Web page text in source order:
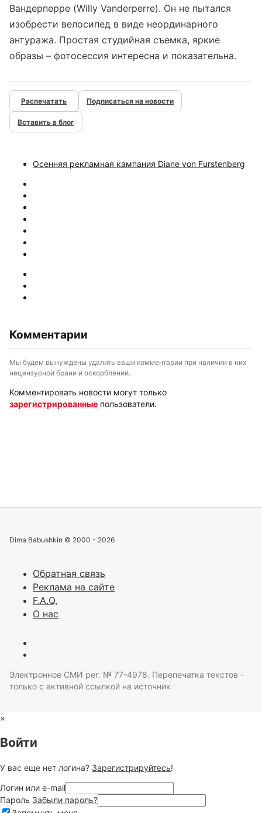
Вандерперре (Willy Vanderperre). Он не пытался
изобрести велосипед в виде неординарного
антуража. Простая студийная съемка, яркие
образы – фотосессия интересна и показательна.
Подписаться на новости
Вставить в блог
Осенняя рекламная кампания Diane von Furstenberg
Комментарии
Мы будем вынуждены удалить ваши комментарии при наличии в них
нецензурной брани и оскорблений.
Комментировать новости могут только
зарегистрированные пользователи.
Dima Babushkin © 2000 - 2026
Обратная связь
Реклама на сайте
F.A.Q.
О нас
Электронное СМИ рег. № 77-4978. Перепечатка текстов -
только с активной ссылкой на источник
×
Войти
У вас еще нет логина? Зарегистрируйтесь!
Логин или e-mail
Пароль Забыли пароль?